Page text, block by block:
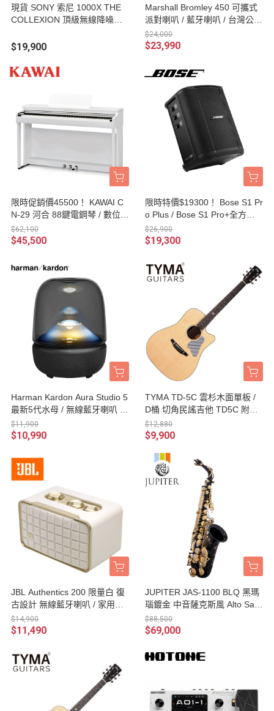
現貨 SONY 索尼 1000X THE
COLLEXION 頂級無線降噪耳
固
$19,900
Marshall Bromley 450 可攜式
派對喇叭 / 藍牙喇叭 / 台灣公司
貨保固
$24,000
$23,990
限時促銷價45500！ KAWAI C
N-29 河合 88鍵電鋼琴 / 數位鋼
琴 附贈 KAWAI鋼琴椅、譜架、
耳機、原廠保證書 台灣公司貨
$62,100
$45,500
限時特價$19300！ Bose S1 Pr
o Plus / Bose S1 Pro+全方位
樂器音箱 / PA音響 / 藍芽喇叭 /
街頭藝人專用 台灣公司貨
$26,900
$19,300
Harman Kardon Aura Studio 5
最新5代水母 / 無線藍牙喇叭 台
灣公司貨
$11,900
$10,990
TYMA TD-5C 雲杉木面單板 /
D桶 切角民謠吉他 TD5C 附贈
原廠琴袋
$12,880
$9,900
JBL Authentics 200 限量白 復
古設計 無線藍牙喇叭 / 家用語
音串流藍牙音響 台灣公司貨
$14,900
$11,490
JUPITER JAS-1100 BLQ 黑瑪
瑙鍍金 中音薩克斯風 Alto Sax
黑漆特殊色 附法國BAM樂器盒
台灣公司貨
$88,500
$69,000